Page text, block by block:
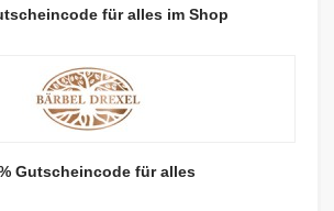
für alles im Shop
Gutscheincode für alles